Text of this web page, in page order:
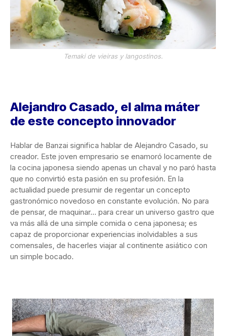
Temaki de vieiras y langostinos.
Alejandro Casado, el alma máter
de este concepto innovador
Hablar de Banzai significa hablar de Alejandro Casado, su
creador. Este joven empresario se enamoró locamente de
la cocina japonesa siendo apenas un chaval y no paró hasta
que no convirtió esta pasión en su profesión. En la
actualidad puede presumir de regentar un concepto
gastronómico novedoso en constante evolución. No para
de pensar, de maquinar… para crear un universo gastro que
va más allá de una simple comida o cena japonesa; es
capaz de proporcionar experiencias inolvidables a sus
comensales, de hacerles viajar al continente asiático con
un simple bocado.